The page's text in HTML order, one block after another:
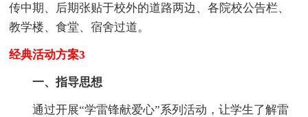
传中期、后期张贴于校外的道路两边、各院校公告栏、
教学楼、食堂、宿舍过道。
经典活动方案3
一、指导思想
通过开展“学雷锋献爱心”系列活动，让学生了解雷